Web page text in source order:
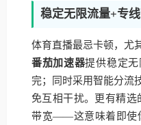
稳定无限流量+专
体育直播最忌卡顿，尤
番茄加速器提供稳定
完；同时采用智能分流
免互相干扰。更有精
带宽——这意味着即使